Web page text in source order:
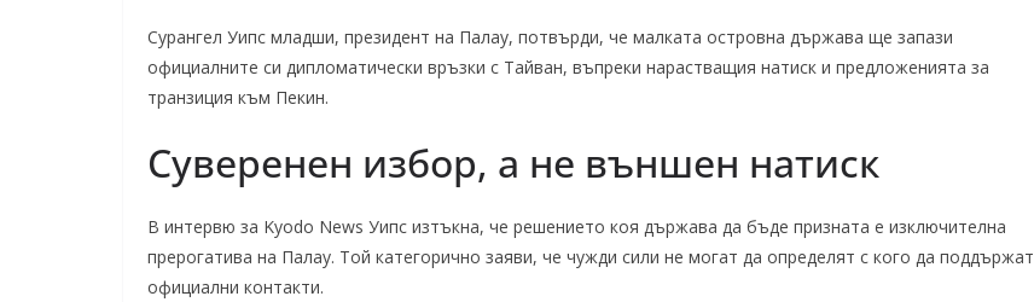
Сурангел Уипс младши, президент на Палау, потвърди, че малката островна държава ще запази
официалните си дипломатически връзки с Тайван, въпреки нарастващия натиск и предложенията за
транзиция към Пекин.
Суверенен избор, а не външен натиск
В интервю за Kyodo News Уипс изтъкна, че решението коя държава да бъде призната е изключителна
прерогатива на Палау. Той категорично заяви, че чужди сили не могат да определят с кого да поддържат
официални контакти.